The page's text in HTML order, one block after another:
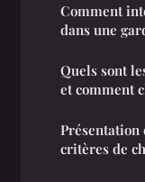
Comment
dans une
Quels sont
et comment
Présentation
critères de